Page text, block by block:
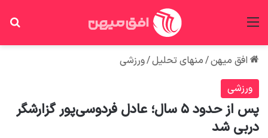
افق میهن/منهای تحلیل/ورزشی
ورزشی
پس از حدود ۵ سال؛ عادل فردوسی‌پور گزارشگر
دربی شد